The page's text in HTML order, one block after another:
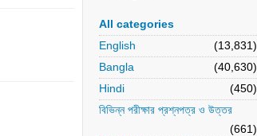
All categories
English
(13,831)
Bangla
(40,630)
Hindi
(450)
বিভিন্ন পরীক্ষার প্রশ্নপত্র ও উত্তর
(661)